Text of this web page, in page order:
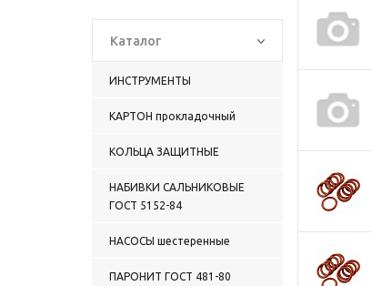
Каталог
ИНСТРУМЕНТЫ
КАРТОН прокладочный
КОЛЬЦА ЗАЩИТНЫЕ
НАБИВКИ САЛЬНИКОВЫЕ
ГОСТ 5152-84
НАСОСЫ шестеренные
ПАРОНИТ ГОСТ 481-80